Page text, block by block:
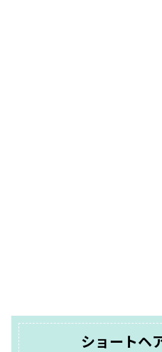
ショートヘ